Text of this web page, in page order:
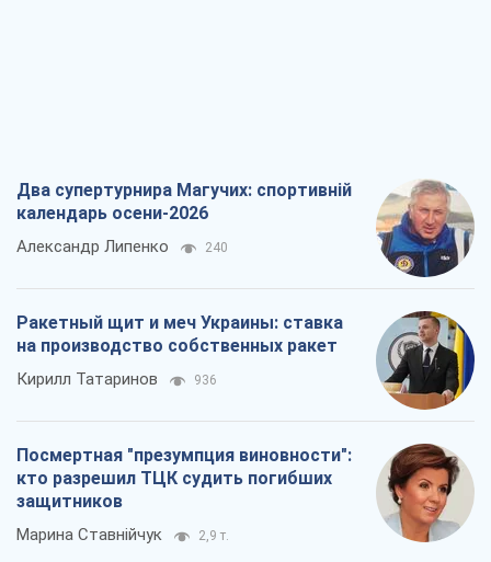
Два супертурнира Магучих: спортивній
календарь осени-2026
Александр Липенко 240
Ракетный щит и меч Украины: ставка
на производство собственных ракет
Кирилл Татаринов 936
Посмертная "презумпция виновности":
кто разрешил ТЦК судить погибших
защитников
Марина Ставнійчук 2,9 т.